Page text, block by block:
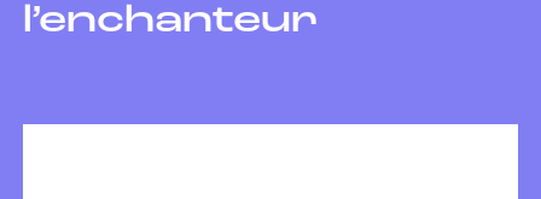
l’enchanteur